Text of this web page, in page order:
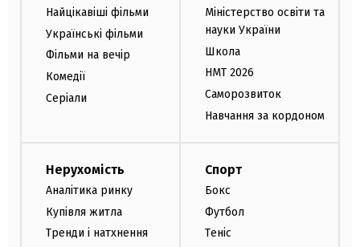
Найцікавіші фільми
Українські фільми
Фільми на вечір
Комедії
Серіали
Міністерство освіти та
науки України
Школа
НМТ 2026
Саморозвиток
Навчання за кордоном
Нерухомість
Аналітика ринку
Купівля житла
Тренди і натхнення
Спорт
Бокс
Футбол
Теніс